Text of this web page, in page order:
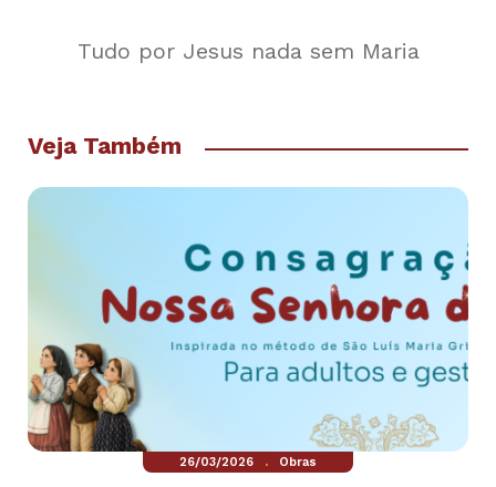
Tudo por Jesus nada sem Maria
Veja Também
26/03/2026 . Obras